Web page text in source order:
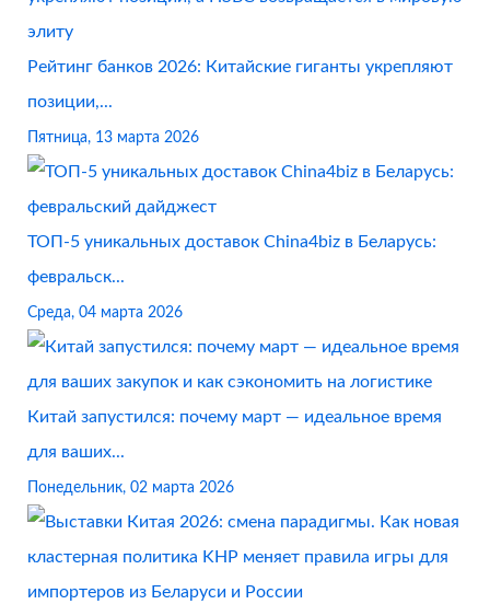
Рейтинг банков 2026: Китайские гиганты укрепляют
позиции,...
Пятница, 13 марта 2026
ТОП-5 уникальных доставок China4biz в Беларусь:
февральск...
Среда, 04 марта 2026
Китай запустился: почему март — идеальное время
для ваших...
Понедельник, 02 марта 2026